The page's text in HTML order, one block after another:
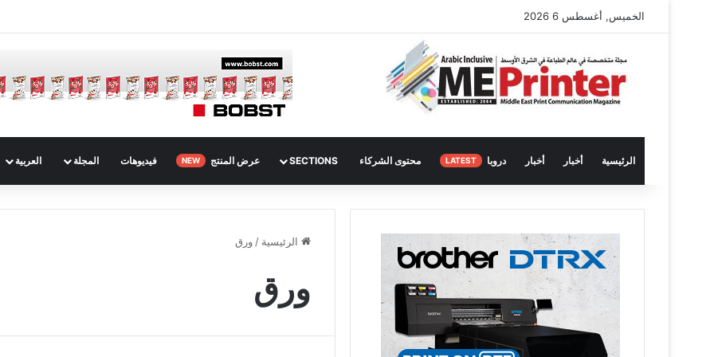
الخميس, أغسطس 6 2026
الرئيسية أخبار أخبار دروبا LATEST محتوى الشركاء SECTIONS عرض المنتج NEW فيديوهات المجلة العربية
الرئيسية / ورق
ورق